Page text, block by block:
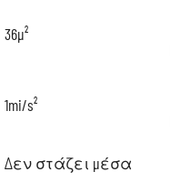
36μ²
1mi/s²
Δεν στάζει μέσα